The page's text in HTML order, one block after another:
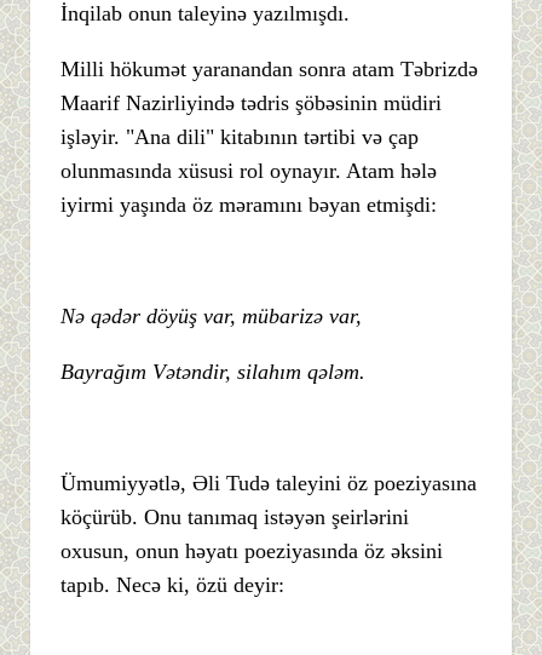
İnqilab onun taleyinə yazılmışdı.
Milli hökumət yaranandan sonra atam Təbrizdə
Maarif Nazirliyində tədris şöbəsinin müdiri
işləyir. "Ana dili" kitabının tərtibi və çap
olunmasında xüsusi rol oynayır. Atam hələ
iyirmi yaşında öz məramını bəyan etmişdi:
Nə qədər döyüş var, mübarizə var,
Bayrağım Vətəndir, silahım qələm.
Ümumiyyətlə, Əli Tudə taleyini öz poeziyasına
köçürüb. Onu tanımaq istəyən şeirlərini
oxusun, onun həyatı poeziyasında öz əksini
tapıb. Necə ki, özü deyir: